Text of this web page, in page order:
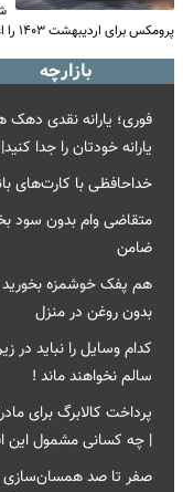
پرومکس برای اردیبهشت ۱۴۰۳ را اعلام کرد.
بازارچه
یارانه خودتان را جدا
خداحافظی با کارت‌های
ضامن
هم پفک خوشمزه
بدون روغن در منزل
کدام وسایل را نباید در
سالم نخواهند ماند !
| چه کسانی مشمول این